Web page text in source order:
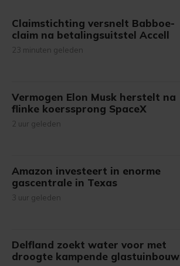
Claimstichting versnelt Babboe-
claim na betalingsuitstel Accell
23 minuten geleden
Vermogen Elon Musk herstelt na
flinke koerssprong SpaceX
2 uur geleden
Amazon investeert in enorme
gascentrale in Texas
3 uur geleden
Delfland zoekt water voor met
droogte kampende glastuinbouw